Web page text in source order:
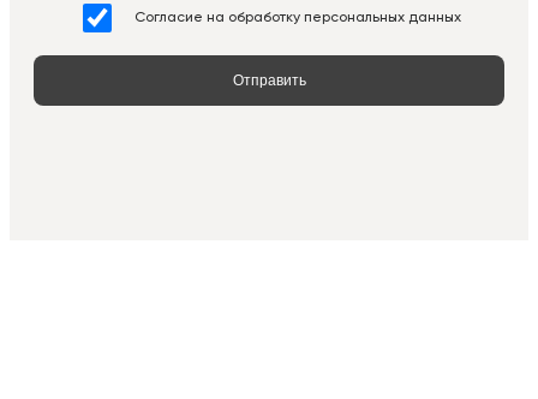
Отправить
Согласие на обработку персональных данных